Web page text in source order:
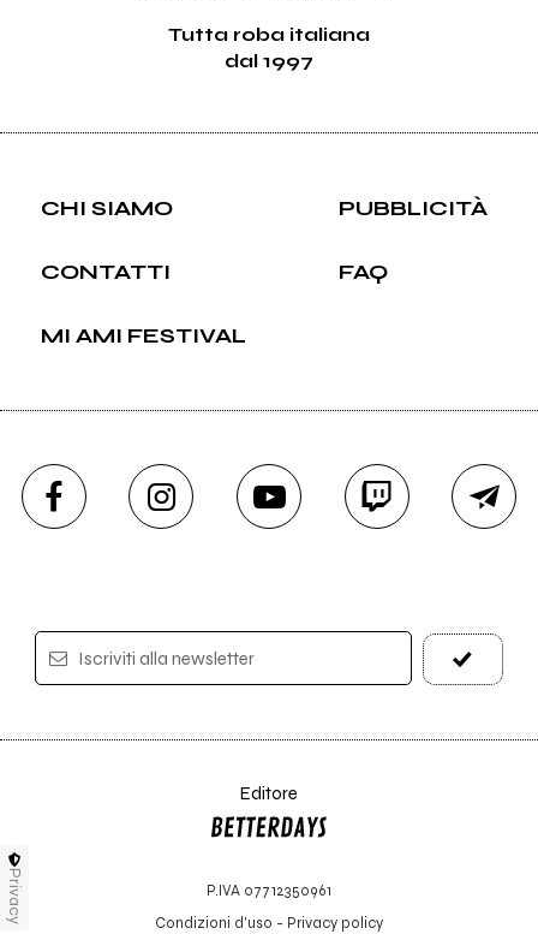
Tutta roba italiana
dal 1997
CHI SIAMO PUBBLICITÀ
CONTATTI FAQ
MI AMI FESTIVAL
Iscriviti alla newsletter
Editore
P.IVA 07712350961
Condizioni d'uso - Privacy policy
Privacy